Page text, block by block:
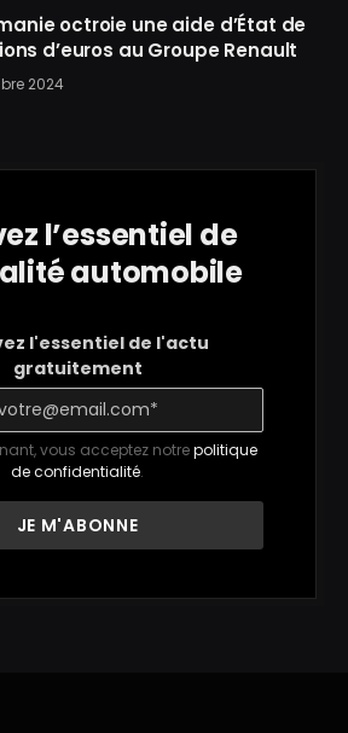
octroie une aide d’État de
d’euros au Groupe Renault
2024
l’essentiel de
automobile
l'essentiel de l'actu
gratuitement
vous acceptez notrepolitique
de confidentialité.